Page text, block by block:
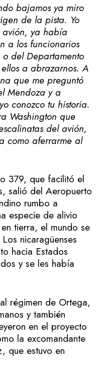
bajamos ya miro
de la pista. Yo
avión, ya había
a los funcionarios
del Departamento
a abrazarnos. A
que me preguntó
Mendoza y a
conozco tu historia.
Washington que
del avión,
como aferrarme al
379, que facilitó el
salió del Aeropuerto
rumbo a
especie de alivio
tierra, el mundo se
nicaragüenses
hacia Estados
y se les había
régimen de Ortega,
y también
en el proyecto
la excomandante
que estuvo en